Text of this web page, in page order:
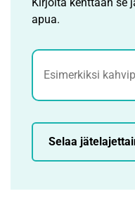
apua.
Jätehaku
Selaa